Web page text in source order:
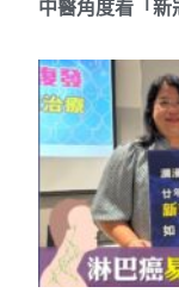
中醫角度看「